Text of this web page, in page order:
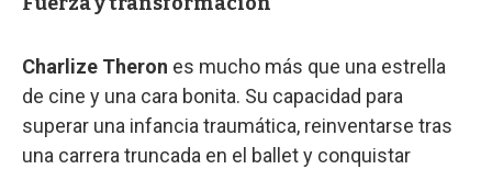
Charlize Theron es mucho más que una estrella
de cine y una cara bonita. Su capacidad para
superar una infancia traumática, reinventarse tras
una carrera truncada en el ballet y conquistar